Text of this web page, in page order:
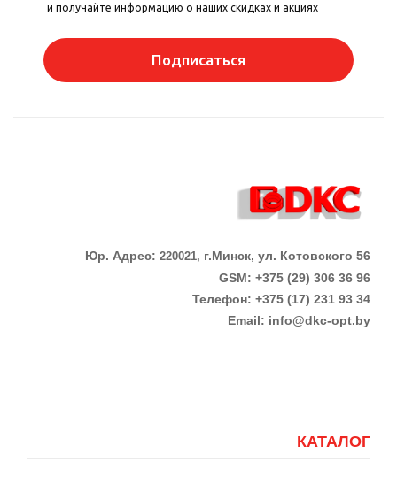
и получайте информацию о наших скидках и акциях
Подписаться
Юр. Адрес: 220021, г.Минск, ул. Котовского 56
GSM: +375 (29) 306 36 96
Телефон: +375 (17) 231 93 34
Email: info@dkc-opt.by
КАТАЛОГ